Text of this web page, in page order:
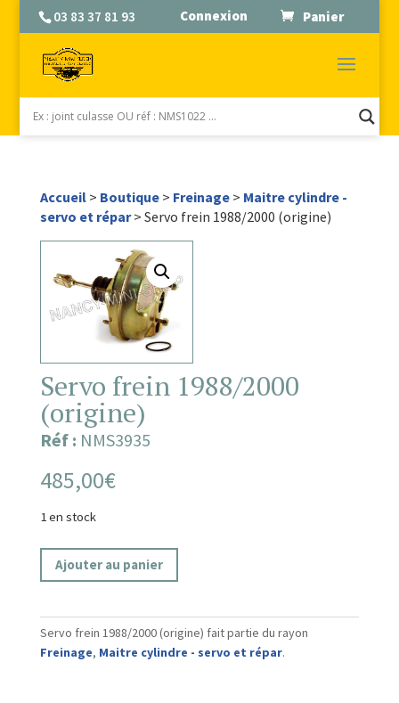
03 83 37 81 93 Connexion Panier
Accueil> Boutique> Freinage> Maitre cylindre -
servo et répar> Servo frein 1988/2000 (origine)
Servo frein 1988/2000
(origine)
Réf : NMS3935
485,00€
1 en stock
quantité
de
frein
1988/2000
(origine)
Ajouter au panier
Servo frein 1988/2000 (origine) fait partie du rayon
Freinage, Maitre cylindre - servo et répar.